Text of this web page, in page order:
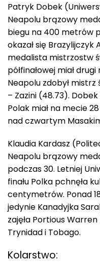
Patryk Dobek
Neapolu brązowy
biegu na 400 metrów
okazał się
medalista mistrzostw
półfinałowej miał
Neapolu zdobył mistrz
– Zazini (48.73).
Polak miał na mecie
nad czwartym
Klaudia Kardasz
Neapolu brązowy
podczas 30. Letniej
finału Polka pchnęła
centymetrów. Ponad
jedynie Kanadyjka
zajęła Portious
Trynidad i Tobago.
Kolarstwo: